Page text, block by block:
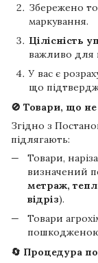
Збережено
маркування.
Цілісність
важливо для
У вас є
що
🚫 Товари, що
Згідно з
підлягають:
Товари,
визначений
метраж,
відріз).
Товари
🔄 Процедура